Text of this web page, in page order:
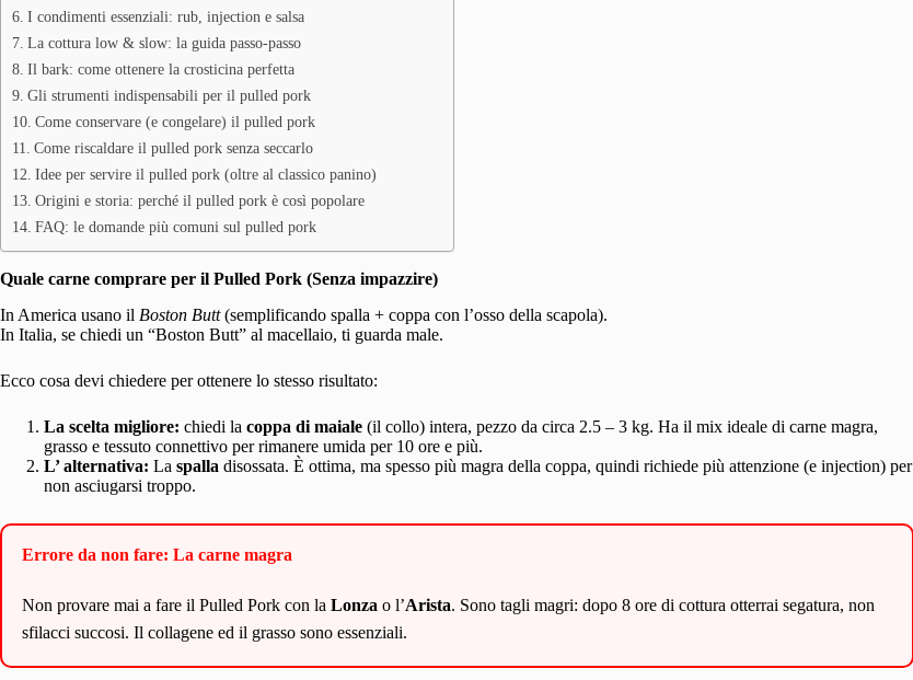
I condimenti essenziali: rub, injection e salsa
La cottura low & slow: la guida passo-passo
Il bark: come ottenere la crosticina perfetta
Gli strumenti indispensabili per il pulled pork
Come conservare (e congelare) il pulled pork
Come riscaldare il pulled pork senza seccarlo
Idee per servire il pulled pork (oltre al classico panino)
Origini e storia: perché il pulled pork è così popolare
FAQ: le domande più comuni sul pulled pork
Quale carne comprare per il Pulled Pork (Senza impazzire)
In America usano il Boston Butt(semplificando spalla + coppa con l’osso della scapola).
In Italia, se chiedi un “Boston Butt” al macellaio, ti guarda male.
Ecco cosa devi chiedere per ottenere lo stesso risultato:
La scelta migliore: chiedi la coppa di maiale (il collo) intera, pezzo da circa 2.5 – 3 kg. Ha il mix ideale di carne magra,
grasso e tessuto connettivo per rimanere umida per 10 ore e più.
L’ alternativa: La spalla disossata. È ottima, ma spesso più magra della coppa, quindi richiede più attenzione (e injection) per
non asciugarsi troppo.
Errore da non fare: La carne magra
Non provare mai a fare il Pulled Pork con la Lonza o l’Arista. Sono tagli magri: dopo 8 ore di cottura otterrai segatura, non
sfilacci succosi. Il collagene ed il grasso sono essenziali.